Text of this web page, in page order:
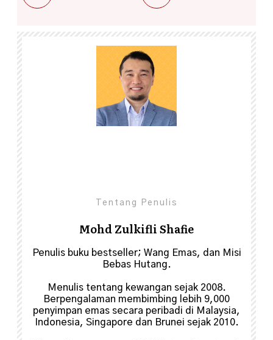
Tentang Penulis
Mohd Zulkifli Shafie
Penulis buku bestseller; Wang Emas, dan Misi
Bebas Hutang.
Menulis tentang kewangan sejak 2008.
Berpengalaman membimbing lebih 9,000
penyimpan emas secara peribadi di Malaysia,
Indonesia, Singapore dan Brunei sejak 2010.